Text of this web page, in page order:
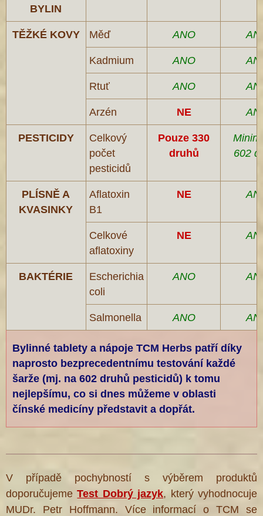
BYLIN
TĚŽKÉ KOVY Měď ANO
Kadmium ANO
Rtuť ANO
Arzén NE
PESTICIDY
Celkový
počet
pesticidů
Pouze 330
druhů
602
PLÍSNĚ A
KVASINKY
Aflatoxin
B1
NE
Celkové
aflatoxiny
NE
BAKTÉRIE
Escherichia
coli
ANO
Salmonella ANO
Bylinné tablety a nápoje TCM Herbs patří díky
naprosto bezprecedentnímu testování každé
šarže (mj. na 602 druhů pesticidů) k tomu
nejlepšímu, co si dnes můžeme v oblasti
čínské medicíny představit a dopřát.
V případě pochybností s výběrem produktů
doporučujemeTest Dobrý jazyk, který vyhodnocuje
MUDr. Petr Hoffmann. Více informací o TCM se